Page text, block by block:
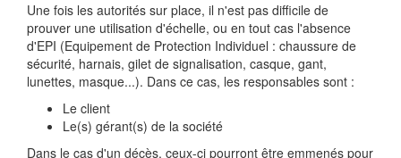
Une fois les autorités sur place, il n'est pas difficile de
prouver une utilisation d'échelle, ou en tout cas l'absence
d'EPI (Equipement de Protection Individuel : chaussure de
sécurité, harnais, gilet de signalisation, casque, gant,
lunettes, masque...). Dans ce cas, les responsables sont :
Le client
Le(s) gérant(s) de la société
Dans le cas d'un décès, ceux-ci pourront être emmenés pour